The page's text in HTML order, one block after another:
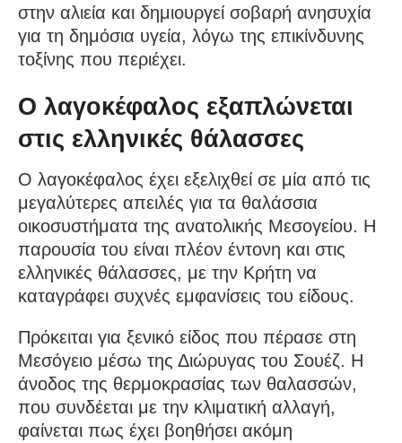
στην αλιεία και δημιουργεί σοβαρή ανησυχία
για τη δημόσια υγεία, λόγω της επικίνδυνης
τοξίνης που περιέχει.
Ο λαγοκέφαλος εξαπλώνεται
στις ελληνικές θάλασσες
Ο λαγοκέφαλος έχει εξελιχθεί σε μία από τις
μεγαλύτερες απειλές για τα θαλάσσια
οικοσυστήματα της ανατολικής Μεσογείου. Η
παρουσία του είναι πλέον έντονη και στις
ελληνικές θάλασσες, με την Κρήτη να
καταγράφει συχνές εμφανίσεις του είδους.
Πρόκειται για ξενικό είδος που πέρασε στη
Μεσόγειο μέσω της Διώρυγας του Σουέζ. Η
άνοδος της θερμοκρασίας των θαλασσών,
που συνδέεται με την κλιματική αλλαγή,
φαίνεται πως έχει βοηθήσει ακόμη